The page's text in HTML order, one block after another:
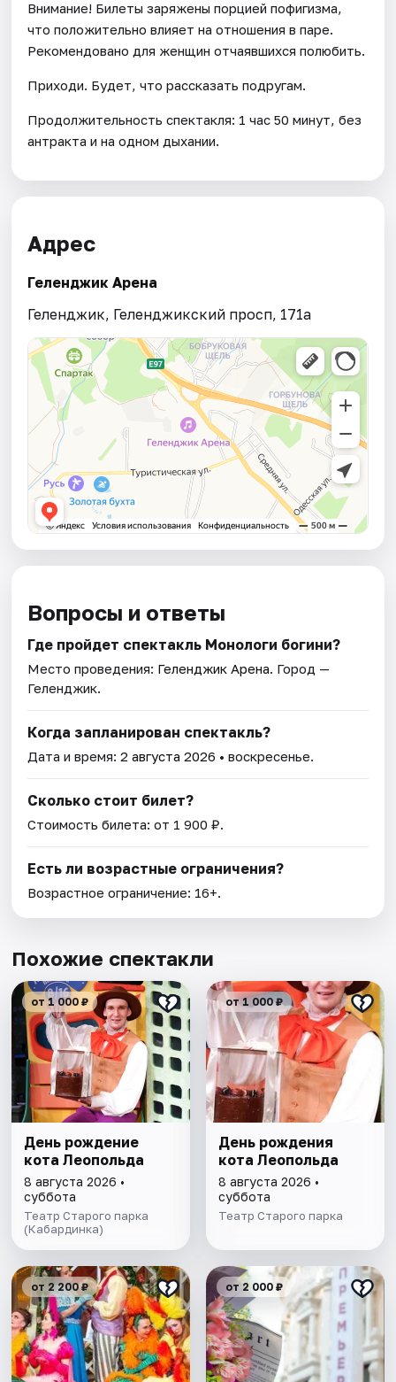
Внимание! Билеты заряжены порцией пофигизма,
что положительно влияет на отношения в паре.
Рекомендовано для женщин отчаявшихся полюбить.
Приходи. Будет, что рассказать подругам.
Продолжительность спектакля: 1 час 50 минут, без
антракта и на одном дыхании.
Адрес
Геленджик Арена
Геленджик, Геленджикский просп, 171а
Вопросы и ответы
Где пройдет спектакль Монологи богини?
Место проведения: Геленджик Арена . Город —
Геленджик.
Когда запланирован спектакль?
Дата и время:2 августа 2026 • воскресенье.
Сколько стоит билет?
Стоимость билета: от 1 900 ₽.
Есть ли возрастные ограничения?
Возрастное ограничение: 16+.
Похожие спектакли
от 1 000 ₽
День рождение
кота Леопольда
8 августа 2026 •
суббота
Театр Старого парка
(Кабардинка)
от 1 000 ₽
День рождения
кота Леопольда
8 августа 2026 •
суббота
Театр Старого паркa
от 2 200 ₽ от 2 000 ₽